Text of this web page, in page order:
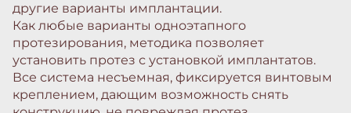
другие варианты имплантации.
Как любые варианты одноэтапного
протезирования, методика позволяет
установить протез с установкой имплантатов.
Все система несъемная, фиксируется винтовым
креплением, дающим возможность снять